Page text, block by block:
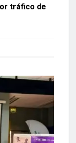
tráfico de